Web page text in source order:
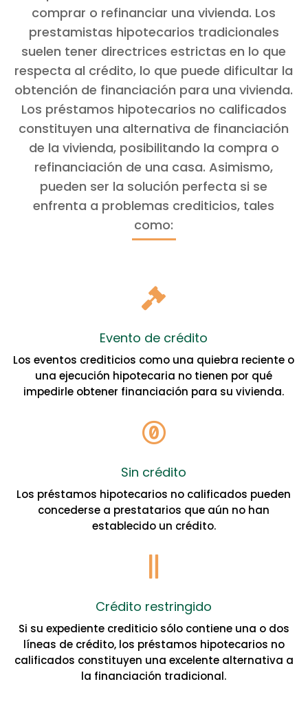
comprar o refinanciar una vivienda. Los
prestamistas hipotecarios tradicionales
suelen tener directrices estrictas en lo que
respecta al crédito, lo que puede dificultar la
obtención de financiación para una vivienda.
Los préstamos hipotecarios no calificados
constituyen una alternativa de financiación
de la vivienda, posibilitando la compra o
refinanciación de una casa. Asimismo,
pueden ser la solución perfecta si se
enfrenta a problemas crediticios, tales
como:

Evento de crédito
Los eventos crediticios como una quiebra reciente o
una ejecución hipotecaria no tienen por qué
impedirle obtener financiación para su vivienda.

Sin crédito
Los préstamos hipotecarios no calificados pueden
concederse a prestatarios que aún no han
establecido un crédito.
Crédito restringido
Si su expediente crediticio sólo contiene una o dos
líneas de crédito, los préstamos hipotecarios no
calificados constituyen una excelente alternativa a
la financiación tradicional.